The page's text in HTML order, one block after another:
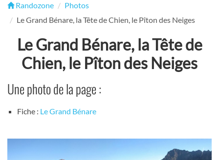
Randozone
Photos
Le Grand Bénare, la Tête de Chien, le Pîton des Neiges
Le Grand Bénare, la Tête de
Chien, le Pîton des Neiges
Une photo de la page :
Fiche : Le Grand Bénare